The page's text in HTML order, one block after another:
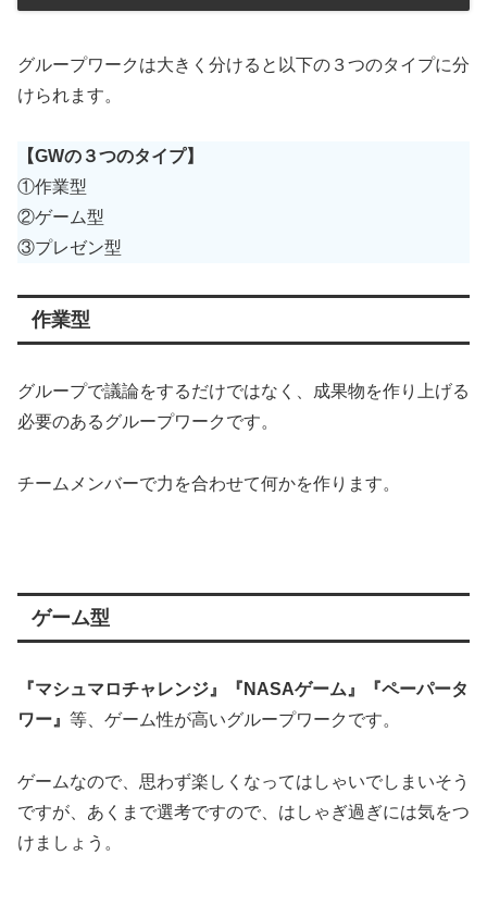
グループワークは大きく分けると以下の３つのタイプに分
けられます。
【GWの３つのタイプ】
①作業型
②ゲーム型
③プレゼン型
作業型
グループで議論をするだけではなく、成果物を作り上げる
必要のあるグループワークです。
チームメンバーで力を合わせて何かを作ります。
ゲーム型
『マシュマロチャレンジ』『NASAゲーム』『ペーパータ
ワー』 等、ゲーム性が高いグループワークです。
ゲームなので、思わず楽しくなってはしゃいでしまいそう
ですが、あくまで選考ですので、はしゃぎ過ぎには気をつ
けましょう。